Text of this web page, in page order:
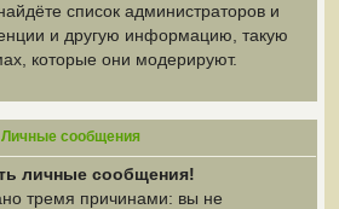
список администраторов и
и другую информацию, такую
которые они модерируют.
Личные сообщения
личные сообщения!
тремя причинами: вы не